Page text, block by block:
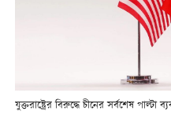
যুক্তরাষ্ট্রের বিরুদ্ধে চীনের সর্বশেষ পাল্টা